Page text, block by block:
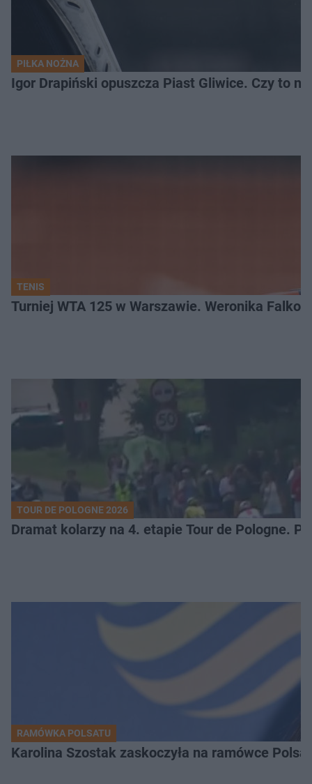
PIŁKA NOŻNA
Igor Drapiński opuszcza Piast Gliwice. Czy to
TENIS
Turniej WTA 125 w Warszawie. Weronika
TOUR DE POLOGNE 2026
Dramat kolarzy na 4. etapie Tour de Pologne.
RAMÓWKA POLSATU
Karolina Szostak zaskoczyła na ramówce